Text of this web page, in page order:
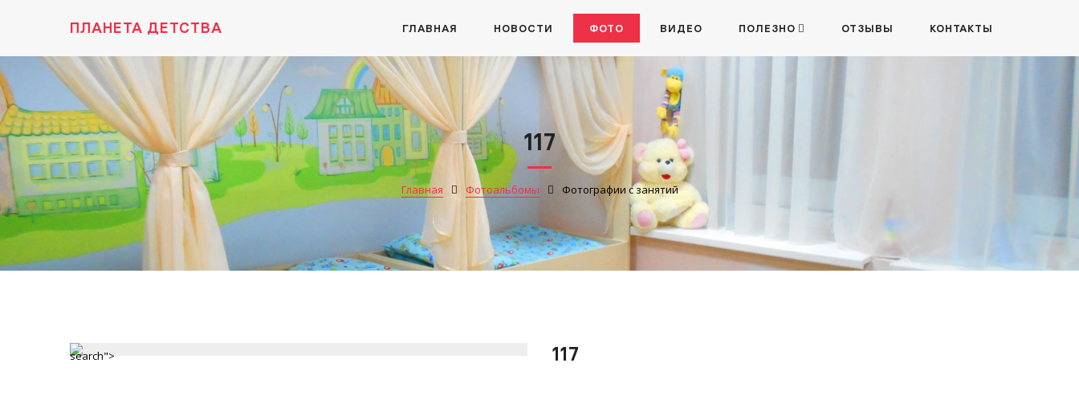
ПЛАНЕТА ДЕТСТВА ГЛАВНАЯ НОВОСТИ ФОТО ВИДЕО ПОЛЕЗНО ОТЗЫВЫ КОНТАКТЫ
117
Главная Фотоальбомы Фотографии с занятий
search"> 117